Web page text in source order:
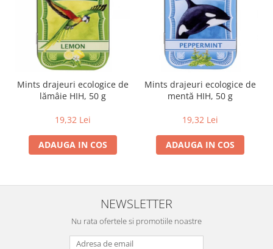
Mints drajeuri ecologice de
lămâie HIH, 50 g
19,32 Lei
ADAUGA IN COS
Mints drajeuri ecologice de
mentă HIH, 50 g
19,32 Lei
ADAUGA IN COS
NEWSLETTER
Nu rata ofertele si promotiile noastre